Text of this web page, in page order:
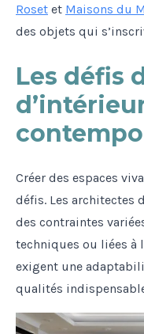
Roset et Maisons du
des objets qui
Les défis
Créer des espaces
défis. Les architectes
des contraintes
techniques ou liées à
exigent une
qualités